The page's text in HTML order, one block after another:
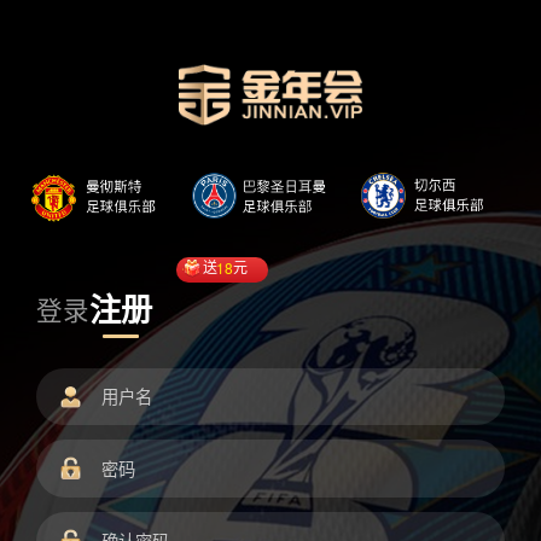
登录注册
送18元